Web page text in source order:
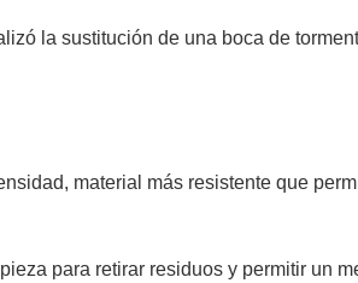
la sustitución de una boca de
material más resistente que
para retirar residuos y permitir un